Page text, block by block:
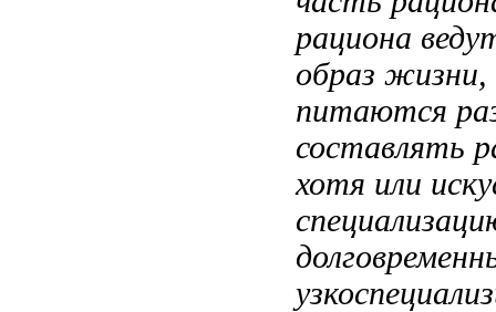
рациона
образ жизни,
питаются
составлять
хотя или